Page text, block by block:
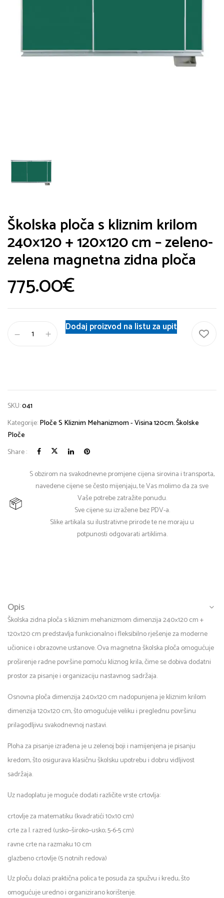
Školska ploča s kliznim krilom
240×120 + 120×120 cm – zeleno-
zelena magnetna zidna ploča
775.00€
Dodaj proizvod na listu za upit
SKU:041
Kategorije:Ploče S Kliznim Mehanizmom - Visina 120cm,Školske
Ploče
Share :
S obzirom na svakodnevne promjene cijena sirovina i transporta,
navedene cijene se često mijenjaju, te Vas molimo da za sve
Vaše potrebe zatražite ponudu.
Sve cijene su izražene bez PDV-a.
Slike artikala su ilustrativne prirode te ne moraju u
potpunosti odgovarati artiklima.
Opis
Školska zidna ploča s kliznim mehanizmom dimenzija 240×120 cm +
120×120 cm predstavlja funkcionalno i fleksibilno rješenje za moderne
učionice i obrazovne ustanove. Ova magnetna školska ploča omogućuje
proširenje radne površine pomoću kliznog krila, čime se dobiva dodatni
prostor za pisanje i organizaciju nastavnog sadržaja.
Osnovna ploča dimenzija 240×120 cm nadopunjena je kliznim krilom
dimenzija 120×120 cm, što omogućuje veliku i preglednu površinu
prilagodljivu svakodnevnoj nastavi.
Ploha za pisanje izrađena je u zelenoj boji i namijenjena je pisanju
kredom, što osigurava klasičnu školsku upotrebu i dobru vidljivost
sadržaja.
Uz nadoplatu je moguće dodati različite vrste crtovlja:
crtovlje za matematiku (kvadratići 10×10 cm)
crte za I. razred (usko–široko–usko; 5-6-5 cm)
ravne crte na razmaku 10 cm
glazbeno crtovlje (5 notnih redova)
Uz ploču dolazi praktična polica te posuda za spužvu i kredu, što
omogućuje uredno i organizirano korištenje.